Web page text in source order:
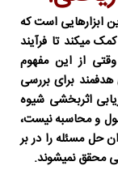
ابزارهایی است که
میکند تا فرآیند
از این مفهوم
برای بررسی
اثربخشی شیوه
و محاسبه نیست،
حل مسئله را در بر
محقق نمیشوند.